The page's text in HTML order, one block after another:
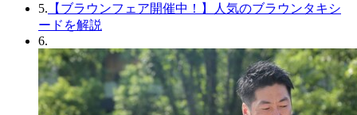
5. 【ブラウンフェア開催中！】人気のブラウンタキシ
ードを解説
6.